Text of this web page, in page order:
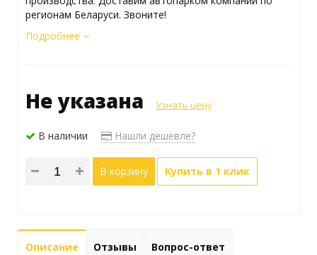
регионам Беларуси. Звоните!
Подробнее
Не указана Узнать цену
В наличии Нашли дешевле?
В корзину Купить в 1 клик
Описание Отзывы Вопрос-ответ